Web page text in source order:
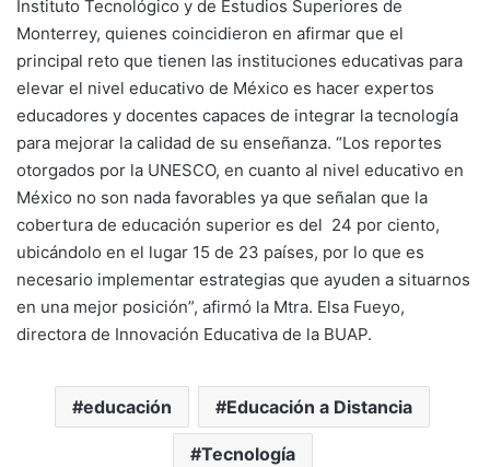
Instituto Tecnológico y de Estudios Superiores de
Monterrey, quienes coincidieron en afirmar que el
principal reto que tienen las instituciones educativas para
elevar el nivel educativo de México es hacer expertos
educadores y docentes capaces de integrar la tecnología
para mejorar la calidad de su enseñanza. “Los reportes
otorgados por la UNESCO, en cuanto al nivel educativo en
México no son nada favorables ya que señalan que la
cobertura de educación superior es del 24 por ciento,
ubicándolo en el lugar 15 de 23 países, por lo que es
necesario implementar estrategias que ayuden a situarnos
en una mejor posición”, afirmó la Mtra. Elsa Fueyo,
directora de Innovación Educativa de la BUAP.
educación Educación a Distancia
Tecnología